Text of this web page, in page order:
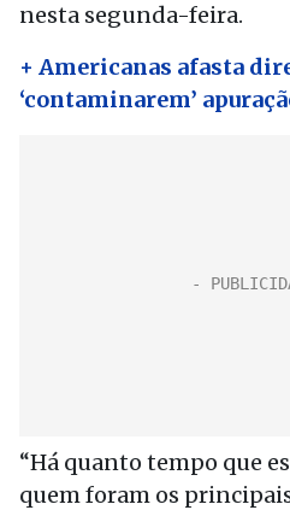
nesta segunda-feira.
+ Americanas afasta
‘contaminarem’
“Há quanto tempo que
quem foram os